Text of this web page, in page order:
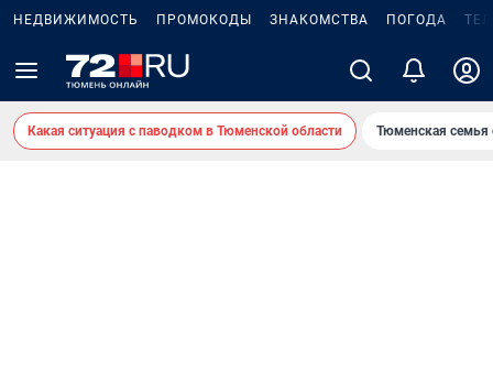
НЕДВИЖИМОСТЬ ПРОМОКОДЫ ЗНАКОМСТВА ПОГОДА
Какая ситуация с паводком в Тюменской области Тюменская семья